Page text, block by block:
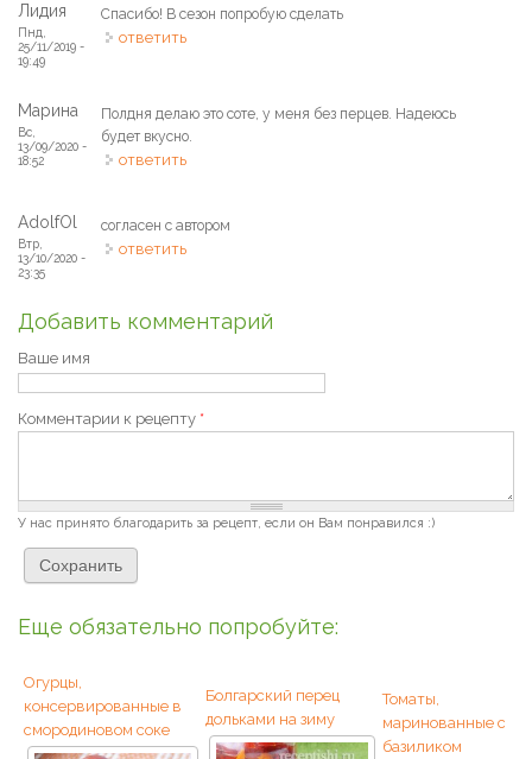
Лидия
Пнд,
25/11/2019 -
19:49
Спасибо! В сезон попробую сделать
ответить
Марина
Вс,
13/09/2020 -
18:52
Полдня делаю это соте, у меня без перцев. Надеюсь
будет вкусно.
ответить
AdolfOl
Втр,
13/10/2020 -
23:35
согласен с автором
ответить
Добавить комментарий
Ваше имя
Комментарии к рецепту *
У нас принято благодарить за рецепт, если он Вам понравился :)
Еще обязательно попробуйте:
Огурцы,
консервированные в
смородиновом соке
Болгарский перец
дольками на зиму
Томаты,
маринованные с
базиликом